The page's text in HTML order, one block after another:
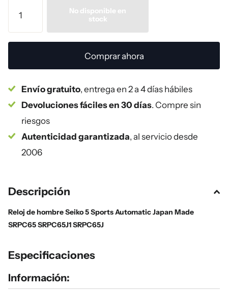
No disponible en
stock
Comprar ahora
Envío gratuito, entrega en 2 a 4 días hábiles
Devoluciones fáciles en 30 días. Compre sin
riesgos
Autenticidad garantizada, al servicio desde
2006
Descripción
Reloj de hombre Seiko 5 Sports Automatic Japan Made
SRPC65 SRPC65J1 SRPC65J
Especificaciones
Información: